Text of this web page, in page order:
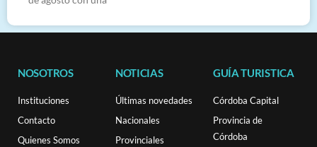
NOSOTROS
Instituciones
Contacto
Quienes Somos
NOTICIAS
Últimas novedades
Nacionales
Provinciales
GUÍA TURISTICA
Córdoba Capital
Provincia de
Córdoba